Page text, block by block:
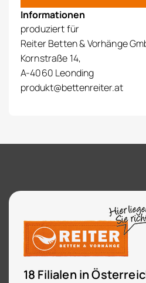
Informationen
produziert für
Reiter Betten & Vorhänge
Kornstraße 14,
A-4060 Leonding
produkt@bettenreiter.at
18 Filialen in